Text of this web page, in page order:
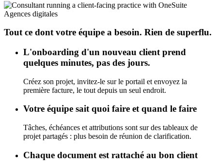
Agences digitales
Tout ce dont votre équipe a besoin. Rien de superflu.
L'onboarding d'un nouveau client prend
quelques minutes, pas des jours.
Créez son projet, invitez-le sur le portail et envoyez la
première facture, le tout depuis un seul endroit.
Votre équipe sait quoi faire et quand le faire
Tâches, échéances et attributions sont sur des tableaux de
projet partagés : plus besoin de réunion de clarification.
Chaque document est rattaché au bon client